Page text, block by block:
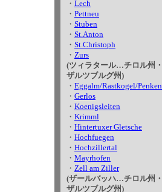
・ Lech
・ Pettneu
・ Stuben
・ St.Anton
・ St.Christoph
・ Zurs
(ツィラタール…チロル州・
ザルツブルグ州)
・ Eggalm/Rastkogel/Penken
・ Gerlos
・ Koenigsleiten
・ Krimml
・ Hintertuxer Gletsche
・ Hochfuegen
・ Hochzillertal
・ Mayrhofen
・ Zell am Ziller
(ザールバッハ…チロル州・
ザルツブルグ州)